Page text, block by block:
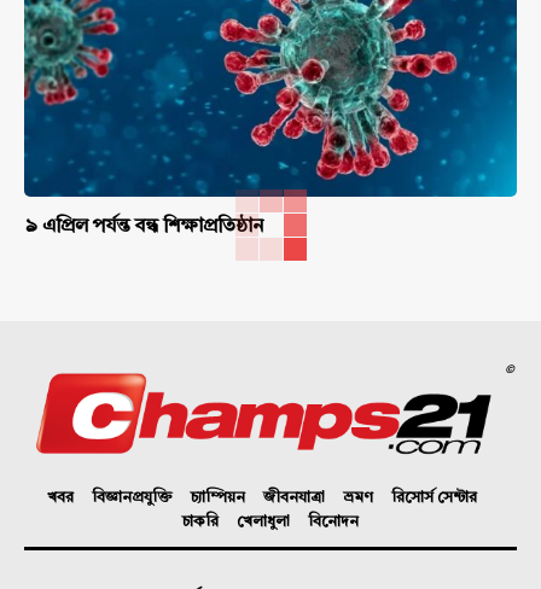
৯ এপ্রিল পর্যন্ত বন্ধ শিক্ষাপ্রতিষ্ঠান
©
খবর বিজ্ঞানপ্রযুক্তি চ্যাম্পিয়ন জীবনযাত্রা ভ্রমণ
রিসোর্স সেন্টার
চাকরি
খেলাধুলা বিনোদন